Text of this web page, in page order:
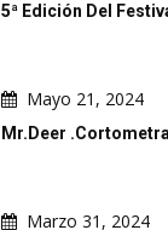
5ª Edición Del
Mayo 21, 2024
Mr.Deer
Marzo 31, 2024